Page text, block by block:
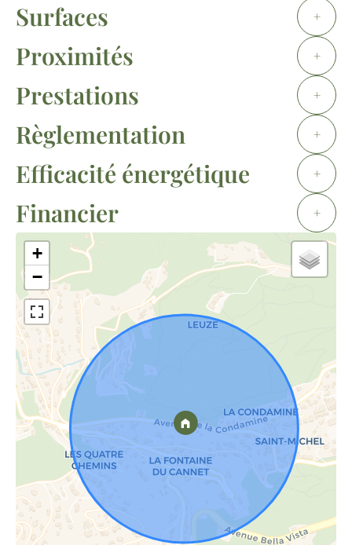
Surfaces +
Proximités +
Prestations +
Règlementation +
Efficacité énergétique +
Financier +
+
−